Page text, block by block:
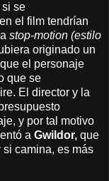
si se
el film tendrían
stop-motion (estilo
originado un
el personaje
que se
El director y la
y por tal motivo
a Gwildor, que
si camina, es más